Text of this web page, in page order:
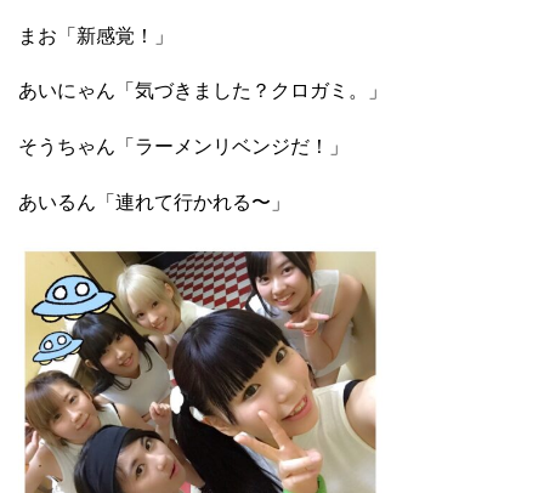
まお「新感覚！」
あいにゃん「気づきました？クロガミ。」
そうちゃん「ラーメンリベンジだ！」
あいるん「連れて行かれる〜」